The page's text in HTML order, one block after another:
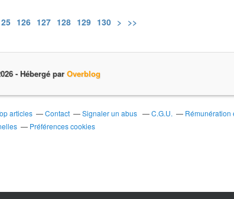
126 127 128 129 130 140
150
160
> >>
- Hébergé par Overblog
articles Contact Signaler un abus C.G.U. Rémunération
Préférences cookies